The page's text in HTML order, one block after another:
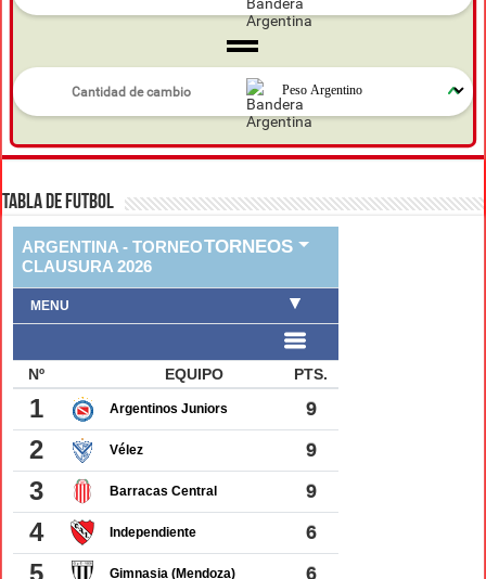
TABLA DE FUTBOL